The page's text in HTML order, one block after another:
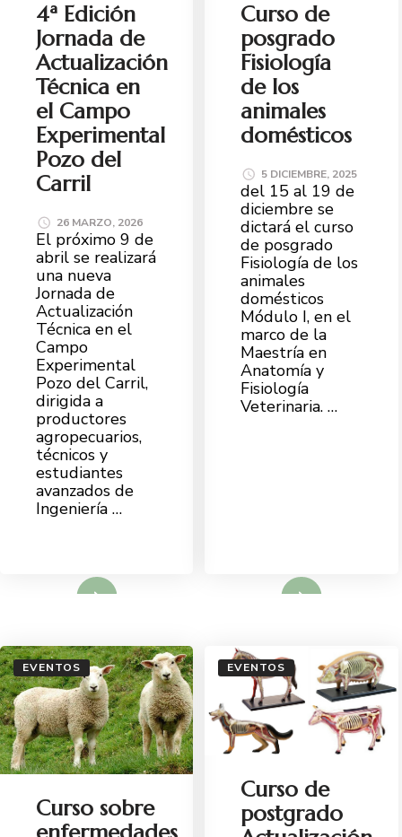
4ª Edición
Jornada de
Actualización
Técnica en
el Campo
Experimental
Pozo del
Carril
26 MARZO, 2026
El próximo 9 de
abril se realizará
una nueva
Jornada de
Actualización
Técnica en el
Campo
Experimental
Pozo del Carril,
dirigida a
productores
agropecuarios,
técnicos y
estudiantes
avanzados de
Ingeniería …
Curso de
posgrado
Fisiología
de los
animales
domésticos
5 DICIEMBRE, 2025
del 15 al 19 de
diciembre se
dictará el curso
de posgrado
Fisiología de los
animales
domésticos
Módulo I, en el
marco de la
Maestría en
Anatomía y
Fisiología
Veterinaria. …
EVENTOS
Curso sobre
EVENTOS
Curso de
postgrado